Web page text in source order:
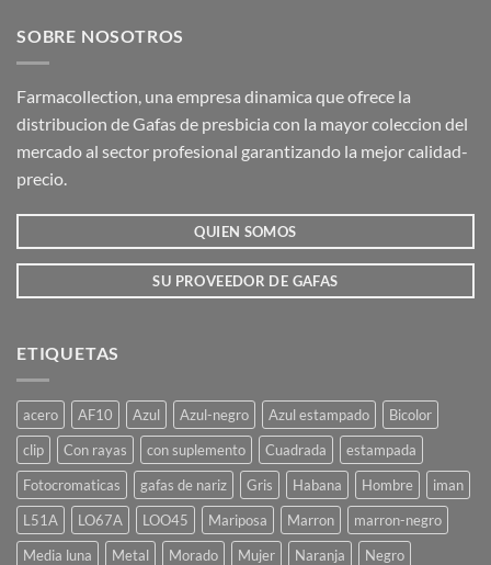
SOBRE NOSOTROS
Farmacollection, una empresa dinamica que ofrece la
distribucion de Gafas de presbicia con la mayor coleccion del
mercado al sector profesional garantizando la mejor calidad-
precio.
QUIEN SOMOS
SU PROVEEDOR DE GAFAS
ETIQUETAS
acero AF10 Azul Azul-negro Azul estampado
Bicolor
clip
Con rayas con suplemento Cuadrada
estampada
Fotocromaticas
gafas de nariz Gris Habana Hombre
iman
L51A
LO67A LOO45 Mariposa Marron
marron-negro
Media luna
Metal Morado Mujer Naranja
Negro